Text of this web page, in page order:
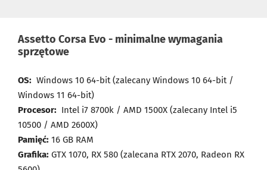
Assetto Corsa Evo - minimalne wymagania
sprzętowe
OS: Windows 10 64-bit (zalecany Windows 10 64-bit /
Windows 11 64-bit)
Procesor: Intel i7 8700k / AMD 1500X (zalecany Intel i5
10500 / AMD 2600X)
Pamięć: 16 GB RAM
Grafika: GTX 1070, RX 580 (zalecana RTX 2070, Radeon RX